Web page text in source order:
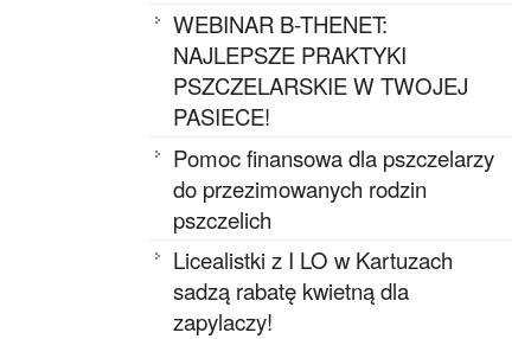
WEBINAR B-THENET:
NAJLEPSZE PRAKTYKI
PSZCZELARSKIE W TWOJEJ
PASIECE!
Pomoc finansowa dla pszczelarzy
do przezimowanych rodzin
pszczelich
Licealistki z I LO w Kartuzach
sadzą rabatę kwietną dla
zapylaczy!